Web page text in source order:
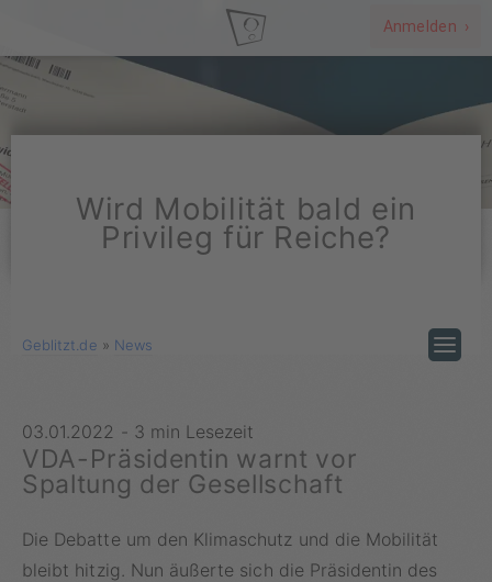
Anmelden ›
Wird Mobilität bald ein
Privileg für Reiche?
Geblitzt.de » News
03.01.2022 - 3 min Lesezeit
VDA-Präsidentin warnt vor
Spaltung der Gesellschaft
Die Debatte um den Klimaschutz und die Mobilität
bleibt hitzig. Nun äußerte sich die Präsidentin des